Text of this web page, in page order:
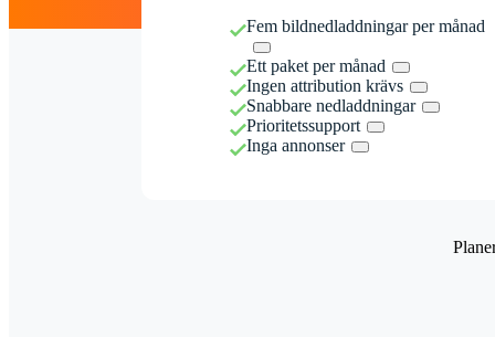
Fem bildnedladdningar per månad
Ett paket per månad
Ingen attribution krävs
Snabbare nedladdningar
Prioritetssupport
Inga annonser